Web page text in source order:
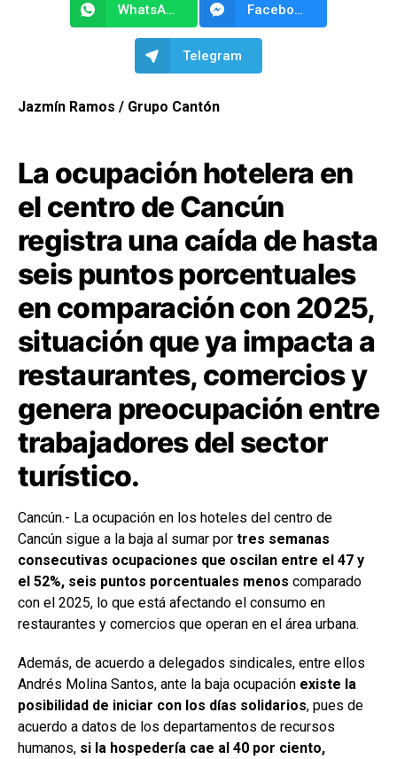
WhatsApp Facebook Messenger
Telegram
Jazmín Ramos / Grupo Cantón
La ocupación hotelera en
el centro deCancún
registra una caída de hasta
seis puntos porcentuales
en comparación con 2025,
situación que ya impacta a
restaurantes, comercios y
genera preocupación entre
trabajadores del sector
turístico.
Cancún.- La ocupación en los hoteles del centro de
Cancún sigue a la baja al sumar por tres semanas
consecutivas ocupaciones que oscilan entre el 47 y
el 52%, seis puntos porcentuales menos comparado
con el 2025, lo que está afectando el consumo en
restaurantes y comercios que operan en el área urbana.
Además, de acuerdo a delegados sindicales, entre ellos
Andrés Molina Santos, ante la baja ocupación existe la
posibilidad de iniciar con los días solidarios, pues de
acuerdo a datos de los departamentos de recursos
humanos, si la hospedería cae al 40 por ciento,